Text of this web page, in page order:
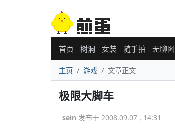
首页 树洞 女装 随手拍 无聊图
主页 游戏 文章正文
极限大脚车
sein 发布于 2008.09.07 , 14:31